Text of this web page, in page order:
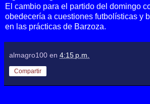
El cambio para el partido del domingo
obedecería a cuestiones futbolísticas y
en las prácticas de Barzoza.
almagro100 en 4:15 p.m.
Compartir